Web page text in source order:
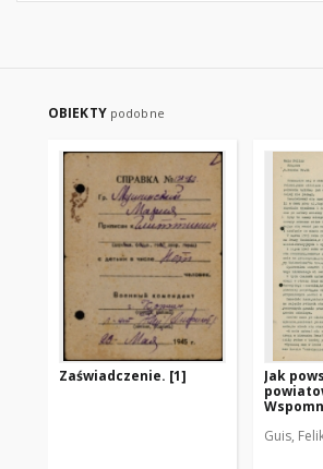
OBIEKTY podobne
Zaświadczenie. [1]
Jak
Guis,